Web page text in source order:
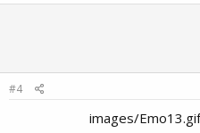
#4